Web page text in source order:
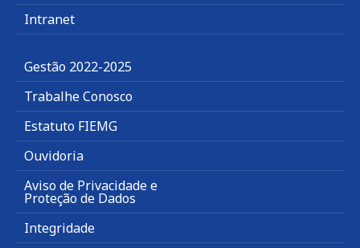
Intranet
Gestão 2022-2025
Trabalhe Conosco
Estatuto FIEMG
Ouvidoria
Aviso de Privacidade e
Proteção de Dados
Integridade